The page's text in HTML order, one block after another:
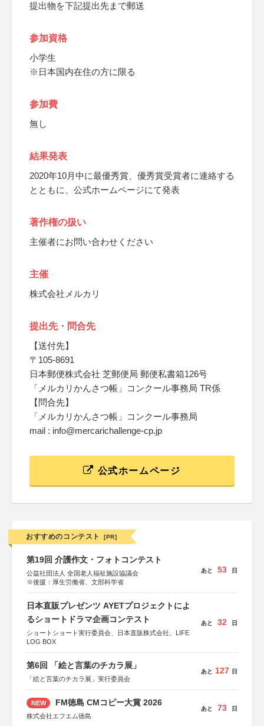
提出物を下記提出先まで郵送
参加資格
小学生
※日本国内在住の方に限る
参加費
無し
結果発表
2020年10月中に最優秀賞、優秀賞受賞者に連絡する
とともに、公式ホームページにて発表
著作権の扱い
主催者にお問い合わせください
主催
株式会社メルカリ
提出先・問合先
【送付先】
〒105-8691
日本郵便株式会社 芝郵便局 郵便私書箱126号
「メルカリかんさつ帳」コンクール事務局 TR係
【問合先】
「メルカリかんさつ帳」コンクール事務局
mail : info@mercarichallenge-cp.jp
公式ホームページ
おすすめのコンテスト [PR]
第19回 介護作文・フォトコンテスト
公益社団法人 全国老人福祉施設協議会
※後援：厚生労働省、文部科学省
あと 53 日
日本直販プレゼンツ AYETプロジェクトによ
るショートドラマ企画コンテスト
ショートショート実行委員会、日本直販株式会社、LIFE
LOG BOX
あと 32 日
第6回 「絵と言葉のチカラ展」
「絵と言葉のチカラ展」実行委員会
あと 127 日
NEW FM徳島 CMコピー大賞 2026
株式会社エフエム徳島
あと 73 日